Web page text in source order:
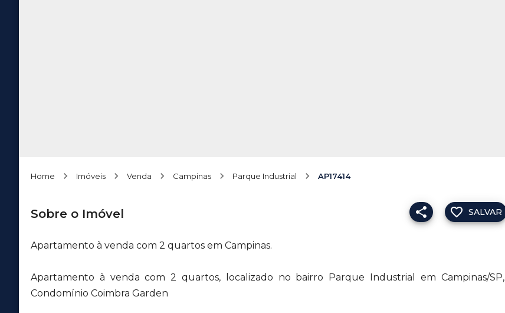
Home Imóveis Venda Campinas Parque Industrial AP17414
Sobre o Imóvel
Apartamento à venda com 2 quartos em Campinas.
Apartamento à venda com 2 quartos, localizado no bairro Parque Industrial em Campinas/SP,
Condomínio Coimbra Garden
SALVAR